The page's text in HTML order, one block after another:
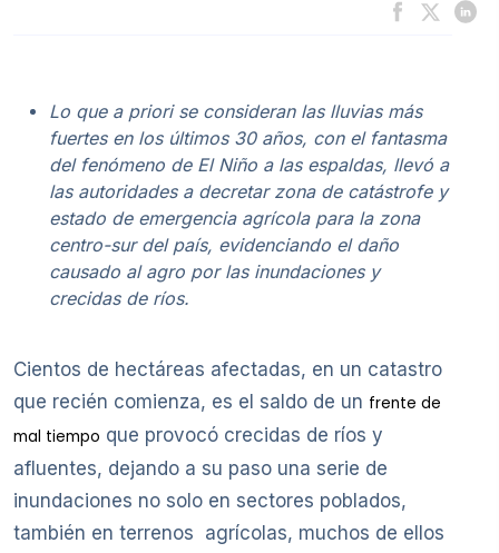
Lo que a priori se consideran las lluvias más
fuertes en los últimos 30 años, con el fantasma
del fenómeno de El Niño a las espaldas, llevó a
las autoridades a decretar zona de catástrofe y
estado de emergencia agrícola para la zona
centro-sur del país, evidenciando el daño
causado al agro por las inundaciones y
crecidas de ríos.
Cientos de hectáreas afectadas, en un catastro
que recién comienza, es el saldo de un frente de
mal tiempo que provocó crecidas de ríos y
afluentes, dejando a su paso una serie de
inundaciones no solo en sectores poblados,
también en terrenos agrícolas, muchos de ellos